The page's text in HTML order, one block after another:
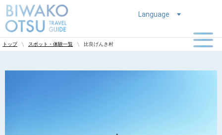
Language
トップ スポット・体験一覧 比良げんき村